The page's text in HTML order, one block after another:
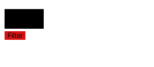
Filter